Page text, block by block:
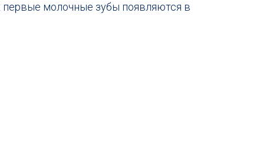
первые молочные зубы появляются в